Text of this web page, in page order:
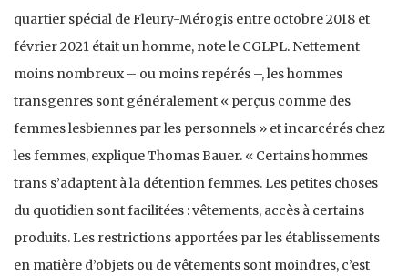
quartier spécial de Fleury-Mérogis entre octobre 2018 et
février 2021 était un homme, note le CGLPL. Nettement
moins nombreux – ou moins repérés –, les hommes
transgenres sont généralement « perçus comme des
femmes lesbiennes par les personnels » et incarcérés chez
les femmes, explique Thomas Bauer. « Certains hommes
trans s’adaptent à la détention femmes. Les petites choses
du quotidien sont facilitées : vêtements, accès à certains
produits. Les restrictions apportées par les établissements
en matière d’objets ou de vêtements sont moindres, c’est